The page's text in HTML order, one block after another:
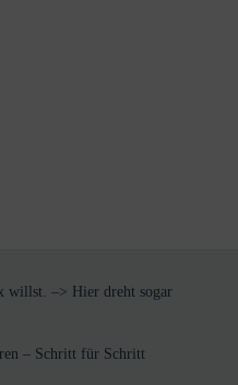
willst. –> Hier dreht sogar
– Schritt für Schritt